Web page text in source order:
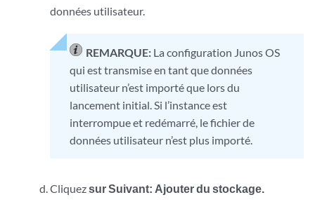
données utilisateur.
REMARQUE: La configuration Junos OS
qui est transmise en tant que données
utilisateur n’est importé que lors du
lancement initial. Si l’instance est
interrompue et redémarré, le fichier de
données utilisateur n’est plus importé.
Cliquezsur Suivant: Ajouter du stockage.